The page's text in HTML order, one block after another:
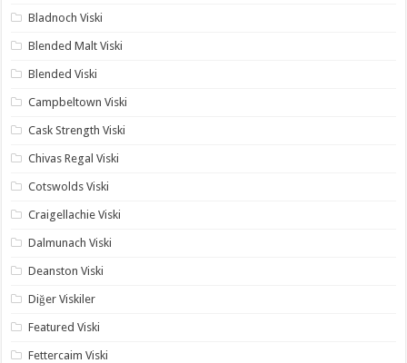
Bladnoch Viski
Blended Malt Viski
Blended Viski
Campbeltown Viski
Cask Strength Viski
Chivas Regal Viski
Cotswolds Viski
Craigellachie Viski
Dalmunach Viski
Deanston Viski
Diğer Viskiler
Featured Viski
Fettercaim Viski